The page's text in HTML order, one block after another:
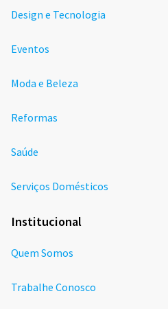
Design e Tecnologia
Eventos
Moda e Beleza
Reformas
Saúde
Serviços Domésticos
Institucional
Quem Somos
Trabalhe Conosco